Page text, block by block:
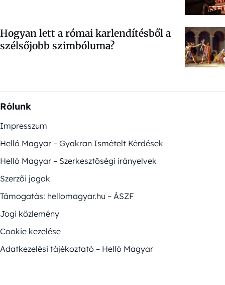
Hogyan lett a római karlendítésből a
szélsőjobb szimbóluma?
Rólunk
Impresszum
Helló Magyar – Gyakran Ismételt Kérdések
Helló Magyar – Szerkesztőségi irányelvek
Szerzői jogok
Támogatás: hellomagyar.hu – ÁSZF
Jogi közlemény
Cookie kezelése
Adatkezelési tájékoztató – Helló Magyar